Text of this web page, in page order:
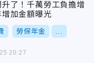
了！千萬勞工負擔增
加金額曝光
勞保年金
20:27